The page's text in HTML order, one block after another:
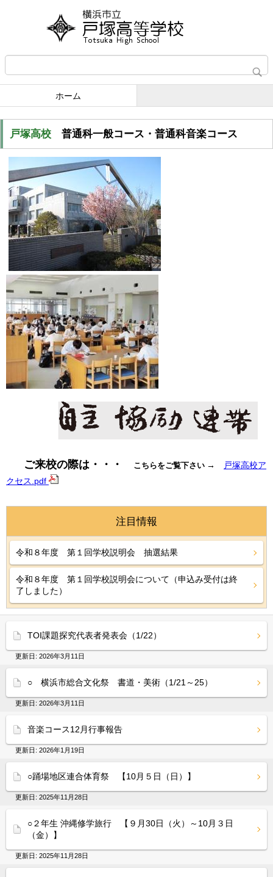
ホーム
戸塚高校 普通科一般コース・普通科音楽コース
ご来校の際は・・・ こちらをご覧下さい →
戸塚高校ア
クセス.pdf
注目情報
令和８年度 第１回学校説明会 抽選結果
令和８年度 第１回学校説明会について（申込み受付は終
了しました）
TOI課題探究代表者発表会（1/22）
更新日: 2026年3月11日
○ 横浜市総合文化祭 書道・美術（1/21～25）
更新日: 2026年3月11日
音楽コース12月行事報告
更新日: 2026年1月19日
○踊場地区連合体育祭 【10月５日（日）】
更新日: 2025年11月28日
○２年生 沖縄修学旅行 【９月30日（火）～10月３日
（金）】
更新日: 2025年11月28日